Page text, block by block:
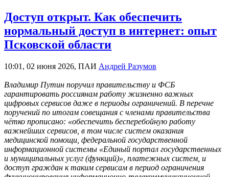
Доступ открыт. Как обеспечить
нормальный доступ в интернет: опыт
Псковской области
10:01, 02 июня 2026, ПАИ Андрей Разумов
Владимир Путин поручил правительству и ФСБ
гарантировать россиянам работу жизненно важных
цифровых сервисов даже в периоды ограничений. В перечне
поручений по итогам совещания с членами правительства
чётко прописано: «обеспечить бесперебойную работу
важнейших сервисов, в том числе систем оказания
медицинской помощи, федеральной государственной
информационной системы «Единый портал государственных
и муниципальных услуг (функций)», платежных систем, и
доступ граждан к таким сервисам в период ограничения